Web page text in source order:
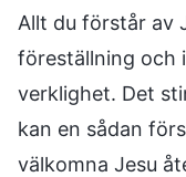
Allt du förstår av
föreställning och
verklighet. Det
kan en sådan
välkomna Jesu